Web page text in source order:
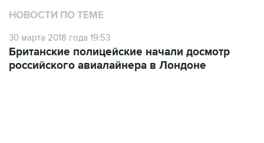
НОВОСТИ ПО ТЕМЕ
30 марта 2018 года 19:53
Британские полицейские начали досмотр
российского авиалайнера в Лондоне